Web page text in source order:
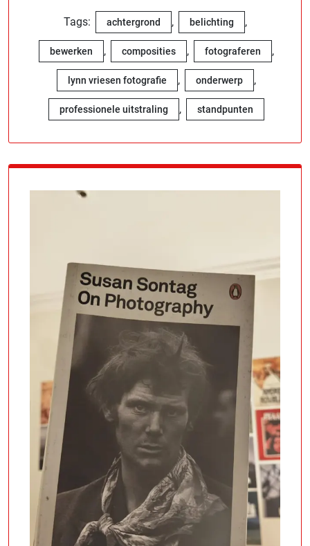
Tags: achtergrond , belichting ,
bewerken , composities , fotograferen ,
lynn vriesen fotografie , onderwerp ,
professionele uitstraling , standpunten